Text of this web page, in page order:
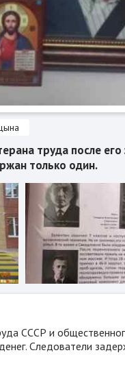
труда после
только один.
СССР и
Следователи